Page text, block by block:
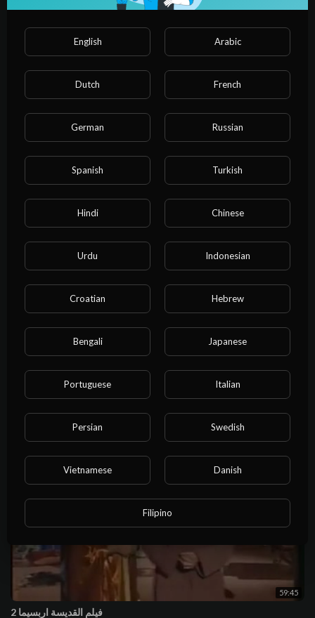
10 Views·4 years ago
فيلم نهر العطايا 1
11 Views·4 years ago
59:45
فيلم القديسة اربسيما 2
English Arabic
Dutch French
German Russian
Spanish Turkish
Hindi Chinese
Urdu Indonesian
Croatian Hebrew
Bengali Japanese
Portuguese Italian
Persian Swedish
Vietnamese Danish
Filipino